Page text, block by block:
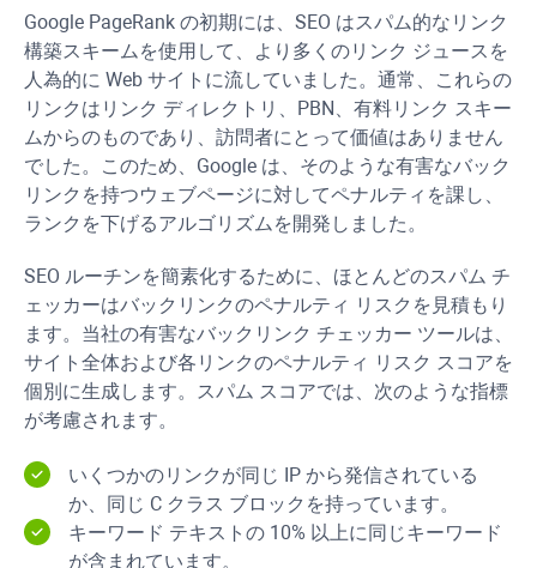
Google PageRank の初期には、SEO はスパム的なリンク
構築スキームを使用して、より多くのリンク ジュースを
人為的に Web サイトに流していました。通常、これらの
リンクはリンク ディレクトリ、PBN、有料リンク スキー
ムからのものであり、訪問者にとって価値はありません
でした。このため、Google は、そのような有害なバック
リンクを持つウェブページに対してペナルティを課し、
ランクを下げるアルゴリズムを開発しました。
SEO ルーチンを簡素化するために、ほとんどのスパム チ
ェッカーはバックリンクのペナルティ リスクを見積もり
ます。当社の有害なバックリンク チェッカー ツールは、
サイト全体および各リンクのペナルティ リスク スコアを
個別に生成します。スパム スコアでは、次のような指標
が考慮されます。
いくつかのリンクが同じ IP から発信されている
か、同じ C クラス ブロックを持っています。
キーワード テキストの 10% 以上に同じキーワード
が含まれています。